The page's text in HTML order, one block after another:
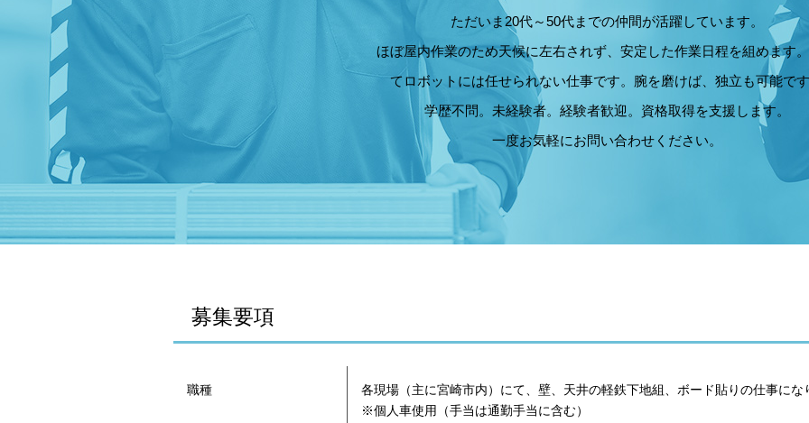
ただいま20代～50代までの仲間が活躍しています。
ほぼ屋内作業のため天候に左右されず、安定した作業日程を組めます
てロボットには任せられない仕事です。腕を磨けば、独立も可能で
学歴不問。未経験者。経験者歓迎。資格取得を支援します。
一度お気軽にお問い合わせください。
募集要項
職種
各現場（主に宮崎市内）にて、壁、天井の軽鉄下地組、ボード貼りの仕事にな
※個人車使用（手当は通勤手当に含む）